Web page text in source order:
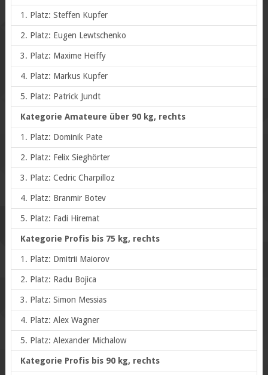
1. Platz: Steffen Kupfer
2. Platz: Eugen Lewtschenko
3. Platz: Maxime Heiffy
4. Platz: Markus Kupfer
5. Platz: Patrick Jundt
Kategorie Amateure über 90 kg, rechts
1. Platz: Dominik Pate
2. Platz: Felix Sieghörter
3. Platz: Cedric Charpilloz
4. Platz: Branmir Botev
5. Platz: Fadi Hiremat
Kategorie Profis bis 75 kg, rechts
1. Platz: Dmitrii Maiorov
2. Platz: Radu Bojica
3. Platz: Simon Messias
4. Platz: Alex Wagner
5. Platz: Alexander Michalow
Kategorie Profis bis 90 kg, rechts